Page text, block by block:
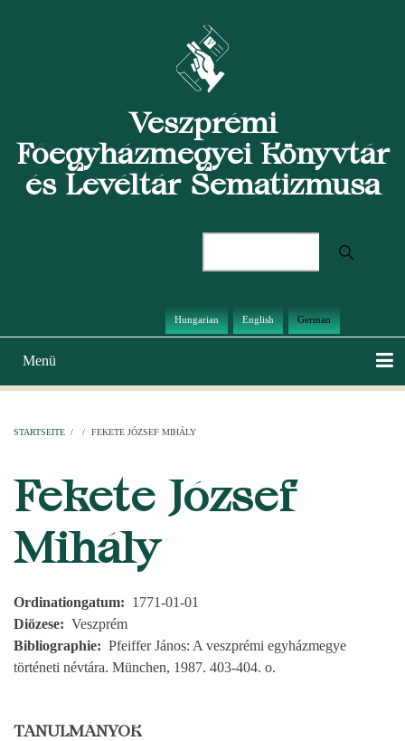
Veszprémi
Főegyházmegyei Könyvtár
és Levéltár Sematizmusa
Hungarian English German
Hauptnavigation
Menü
STARTSEITE / / FEKETE JÓZSEF MIHÁLY
Fekete József
Mihály
Ordinationgatum
1771-01-01
Diözese
Veszprém
Bibliographie
Pfeiffer János: A veszprémi egyházmegye
történeti névtára. München, 1987. 403-404. o.
TANULMÁNYOK